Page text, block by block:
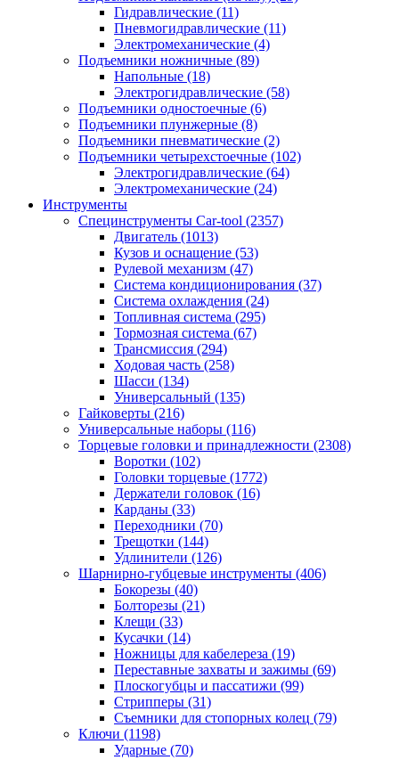
Гидравлические (11)
Пневмогидравлические (11)
Электромеханические (4)
Подъемники ножничные (89)
Напольные (18)
Электрогидравлические (58)
Подъемники одностоечные (6)
Подъемники плунжерные (8)
Подъемники пневматические (2)
Подъемники четырехстоечные (102)
Электрогидравлические (64)
Электромеханические (24)
Инструменты
Специнструменты Car-tool (2357)
Двигатель (1013)
Кузов и оснащение (53)
Рулевой механизм (47)
Система кондиционирования (37)
Система охлаждения (24)
Топливная система (295)
Тормозная система (67)
Трансмиссия (294)
Ходовая часть (258)
Шасси (134)
Универсальный (135)
Гайковерты (216)
Универсальные наборы (116)
Торцевые головки и принадлежности (2308)
Воротки (102)
Головки торцевые (1772)
Держатели головок (16)
Карданы (33)
Переходники (70)
Трещотки (144)
Удлинители (126)
Шарнирно-губцевые инструменты (406)
Бокорезы (40)
Болторезы (21)
Клещи (33)
Кусачки (14)
Ножницы для кабелереза (19)
Переставные захваты и зажимы (69)
Плоскогубцы и пассатижи (99)
Стрипперы (31)
Съемники для стопорных колец (79)
Ключи (1198)
Ударные (70)